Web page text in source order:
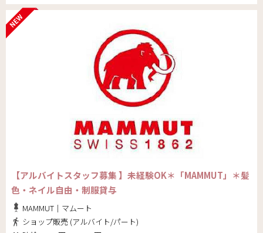
【アルバイトスタッフ募集 】未経験OK＊「MAMMUT」＊髪
色・ネイル自由・制服貸与
MAMMUT｜マムート
ショップ販売 (アルバイト/パート)